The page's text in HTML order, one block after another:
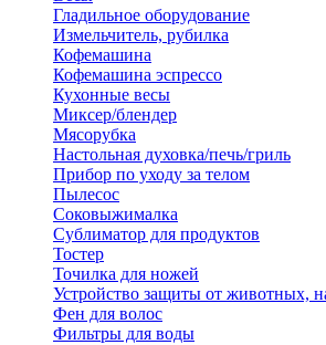
Гладильное оборудование
Измельчитель, рубилка
Кофемашина
Кофемашина эспрессо
Кухонные весы
Миксер/блендер
Мясорубка
Настольная духовка/печь/гриль
Прибор по уходу за телом
Пылесос
Соковыжималка
Сублиматор для продуктов
Тостер
Точилка для ножей
Устройство защиты от животных,
Фен для волос
Фильтры для воды